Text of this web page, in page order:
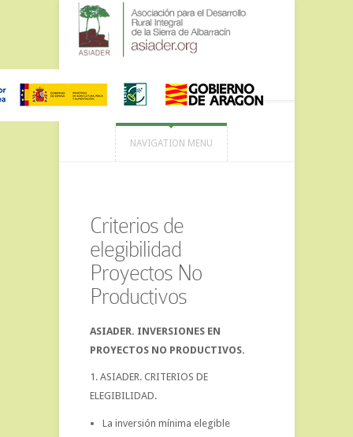
NAVIGATION MENU
Criterios de
elegibilidad
Proyectos No
Productivos
ASIADER. INVERSIONES EN
PROYECTOS NO PRODUCTIVOS.
1. ASIADER. CRITERIOS DE
ELEGIBILIDAD.
La inversión mínima elegible